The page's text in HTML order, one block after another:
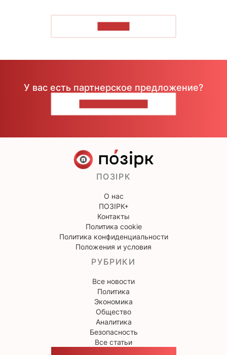
У вас есть партнерское предложение?
ПОЗІРК
О нас
ПОЗІРК+
Контакты
Политика cookie
Политика конфиденциальности
Положения и условия
РУБРИКИ
Все новости
Политика
Экономика
Общество
Аналитика
Безопасность
Все статьи